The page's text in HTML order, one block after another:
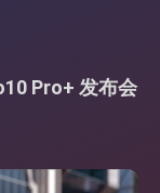
Pro+ 发布会